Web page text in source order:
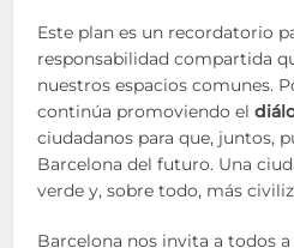
Este plan es un recordatorio
responsabilidad compartida
nuestros espacios comunes.
continúa promoviendo el
ciudadanos para que, juntos,
Barcelona del futuro. Una
verde y, sobre todo, más
Barcelona nos invita a todos